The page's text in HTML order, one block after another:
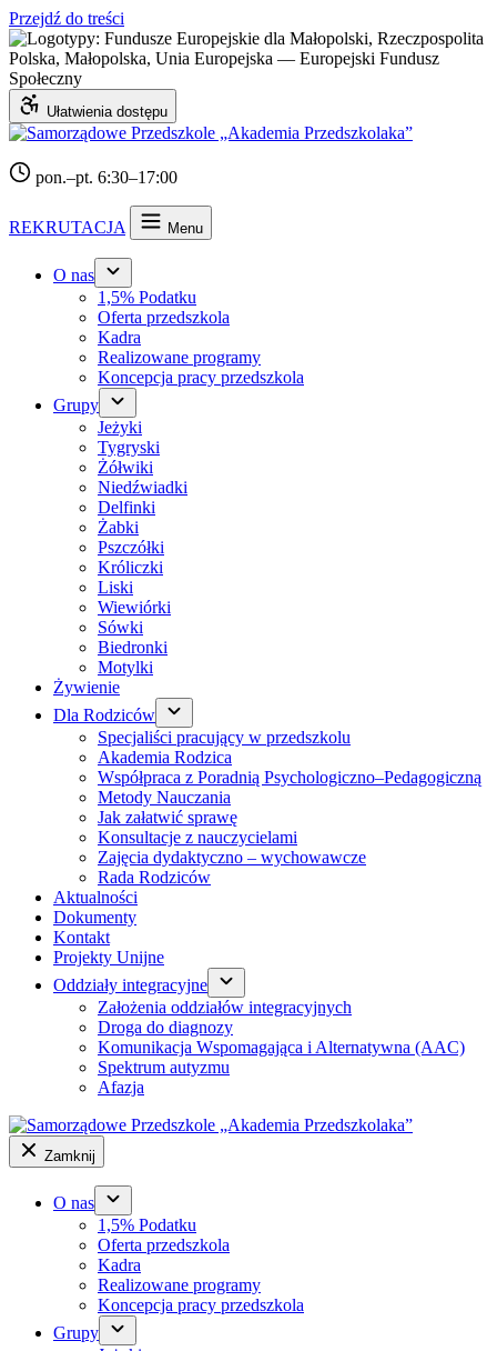
Przejdź do treści
Ułatwienia dostępu
pon.–pt. 6:30–17:00
REKRUTACJA Menu
O nas
1,5% Podatku
Oferta przedszkola
Kadra
Realizowane programy
Koncepcja pracy przedszkola
Grupy
Jeżyki
Tygryski
Żółwiki
Niedźwiadki
Delfinki
Żabki
Pszczółki
Króliczki
Liski
Wiewiórki
Sówki
Biedronki
Motylki
Żywienie
Dla Rodziców
Specjaliści pracujący w przedszkolu
Akademia Rodzica
Współpraca z Poradnią Psychologiczno–Pedagogiczną
Metody Nauczania
Jak załatwić sprawę
Konsultacje z nauczycielami
Zajęcia dydaktyczno – wychowawcze
Rada Rodziców
Aktualności
Dokumenty
Kontakt
Projekty Unijne
Oddziały integracyjne
Założenia oddziałów integracyjnych
Droga do diagnozy
Komunikacja Wspomagająca i Alternatywna (AAC)
Spektrum autyzmu
Afazja
Zamknij
O nas
1,5% Podatku
Oferta przedszkola
Kadra
Realizowane programy
Koncepcja pracy przedszkola
Grupy